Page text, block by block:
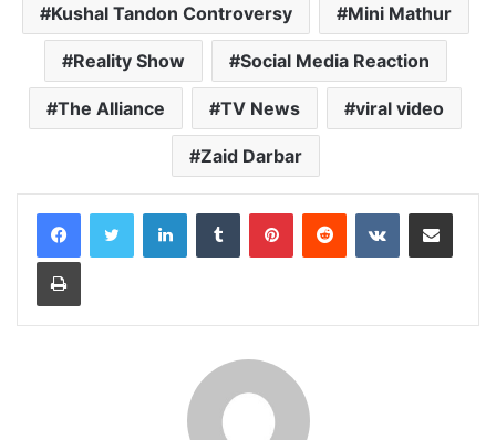
Kushal Tandon Controversy Mini Mathur
Reality Show Social Media Reaction
The Alliance TV News viral video
Zaid Darbar
LinkedInTumblr PinterestReddit VKontakteShare via Email
Print